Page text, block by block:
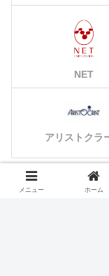
NET
アリストクラ
メニュー ホーム